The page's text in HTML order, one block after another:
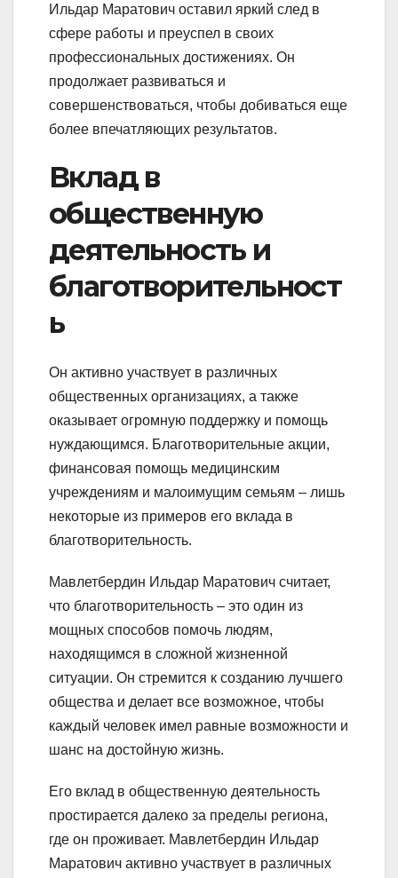
Ильдар Маратович оставил яркий след в
сфере работы и преуспел в своих
профессиональных достижениях. Он
продолжает развиваться и
совершенствоваться, чтобы добиваться еще
более впечатляющих результатов.
Вклад в
общественную
деятельность и
благотворительност
ь
Он активно участвует в различных
общественных организациях, а также
оказывает огромную поддержку и помощь
нуждающимся. Благотворительные акции,
финансовая помощь медицинским
учреждениям и малоимущим семьям – лишь
некоторые из примеров его вклада в
благотворительность.
Мавлетбердин Ильдар Маратович считает,
что благотворительность – это один из
мощных способов помочь людям,
находящимся в сложной жизненной
ситуации. Он стремится к созданию лучшего
общества и делает все возможное, чтобы
каждый человек имел равные возможности и
шанс на достойную жизнь.
Его вклад в общественную деятельность
простирается далеко за пределы региона,
где он проживает. Мавлетбердин Ильдар
Маратович активно участвует в различных